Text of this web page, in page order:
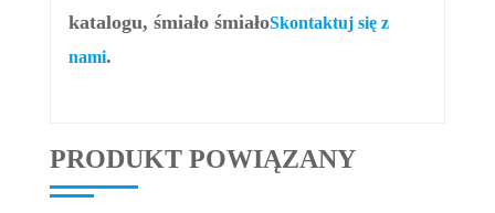
katalogu, śmiało śmiałoSkontaktuj się z
nami.
PRODUKT POWIĄZANY